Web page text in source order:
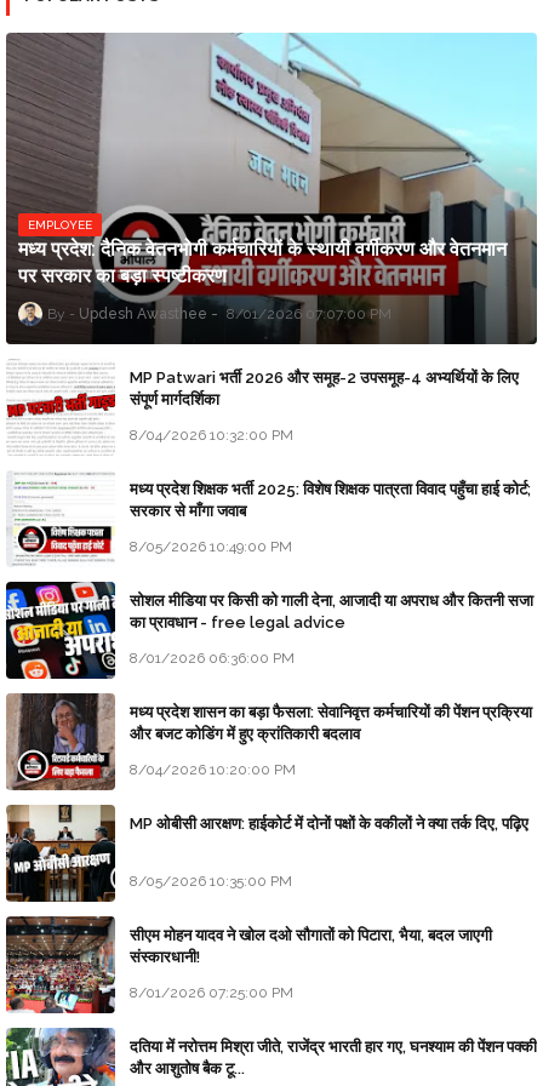
EMPLOYEE
मध्य प्रदेश: दैनिक वेतनभोगी कर्मचारियों के स्थायी वर्गीकरण और वेतनमान
पर सरकार का बड़ा स्पष्टीकरण
Updesh Awasthee 8/01/2026 07:07:00 PM
MP Patwari भर्ती 2026 और समूह-2 उपसमूह-4 अभ्यर्थियों के लिए
संपूर्ण मार्गदर्शिका
8/04/2026 10:32:00 PM
मध्य प्रदेश शिक्षक भर्ती 2025: विशेष शिक्षक पात्रता विवाद पहुँचा हाई कोर्ट;
सरकार से माँगा जवाब
8/05/2026 10:49:00 PM
सोशल मीडिया पर किसी को गाली देना, आजादी या अपराध और कितनी सजा
का प्रावधान - free legal advice
8/01/2026 06:36:00 PM
मध्य प्रदेश शासन का बड़ा फैसला: सेवानिवृत्त कर्मचारियों की पेंशन प्रक्रिया
और बजट कोडिंग में हुए क्रांतिकारी बदलाव
8/04/2026 10:20:00 PM
MP ओबीसी आरक्षण: हाईकोर्ट में दोनों पक्षों के वकीलों ने क्या तर्क दिए, पढ़िए
8/05/2026 10:35:00 PM
सीएम मोहन यादव ने खोल दओ सौगातों को पिटारा, भैया, बदल जाएगी
संस्कारधानी!
8/01/2026 07:25:00 PM
दतिया में नरोत्तम मिश्रा जीते, राजेंद्र भारती हार गए, घनश्याम की पेंशन पक्की
और आशुतोष बैक टू...